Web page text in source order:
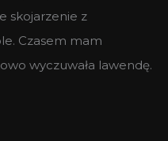
skojarzenie z
Czasem mam
wyczuwała lawendę.